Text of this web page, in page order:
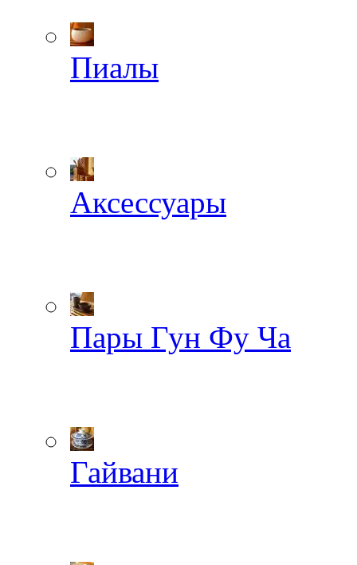
Пиалы
Аксессуары
Пары Гун Фу Ча
Гайвани